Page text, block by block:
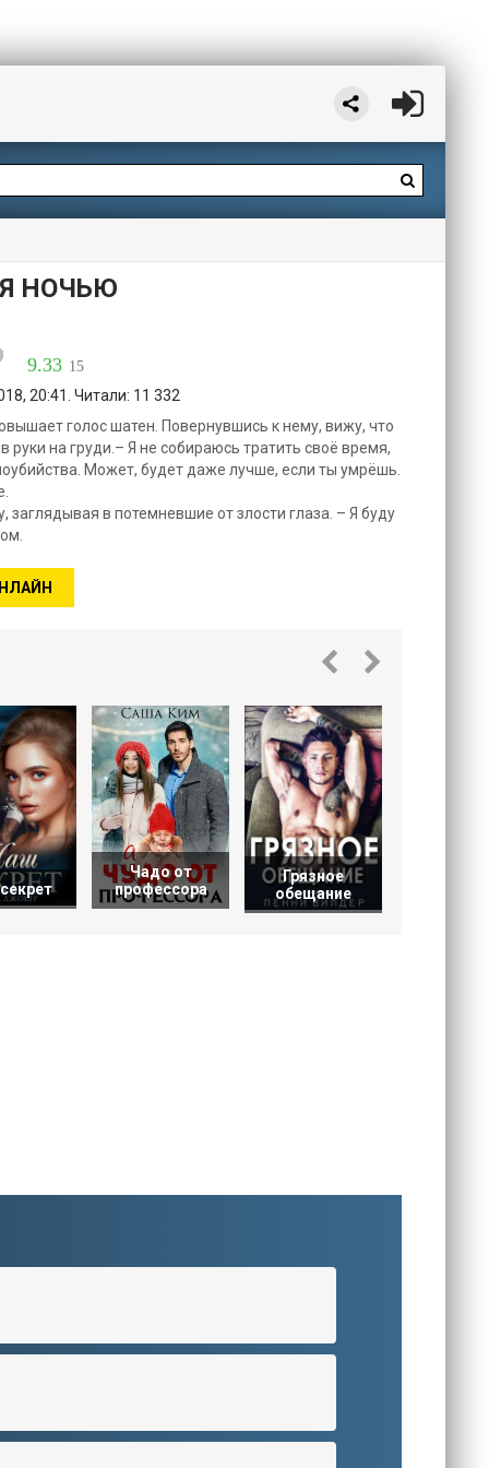
НОЧЬЮ
9.33 15
20:41. Читали: 11 332
голос шатен. Повернувшись к нему, вижу, что
руки на груди.– Я не собираюсь тратить своё время,
Может, будет даже лучше, если ты умрёшь.
в потемневшие от злости глаза. – Я буду
Чадо от
профессора
Грязное
обещание